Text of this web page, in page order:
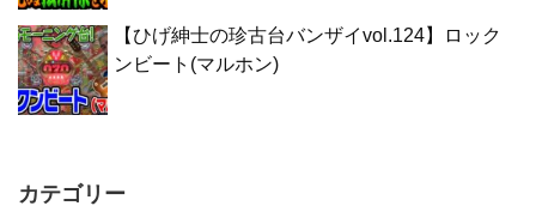
【ひげ紳士の珍古台バンザイvol.124】ロック
ンビート(マルホン)
カテゴリー